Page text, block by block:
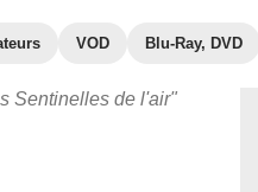
VOD Blu-Ray, DVD
Sentinelles de l'air"